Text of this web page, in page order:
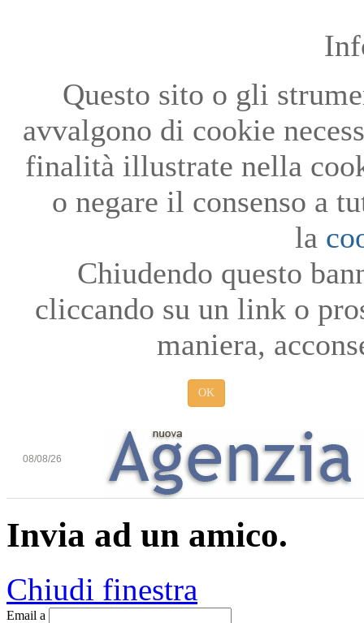
Questo sito o gli
avvalgono di cookie
finalità illustrate nella
o negare il consenso a
la
Chiudendo questo
cliccando su un link o
maniera,
OK
08/08/26
Invia ad un amico.
Chiudi finestra
Email a